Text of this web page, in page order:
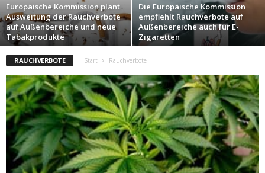
Europäische Kommission plant
Ausweitung der Rauchverbote
auf Außenbereiche und neue
Tabakprodukte
Die Europäische Kommission
empfiehlt Rauchverbote auf
Außenbereiche auch für E-
Zigaretten
RAUCHVERBOTE Start Rauchverbote